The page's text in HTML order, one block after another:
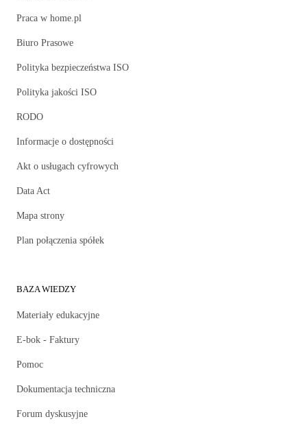
Praca w home.pl
Biuro Prasowe
Polityka bezpieczeństwa ISO
Polityka jakości ISO
RODO
Informacje o dostępności
Akt o usługach cyfrowych
Data Act
Mapa strony
Plan połączenia spółek
BAZA WIEDZY
Materiały edukacyjne
E-bok - Faktury
Pomoc
Dokumentacja techniczna
Forum dyskusyjne